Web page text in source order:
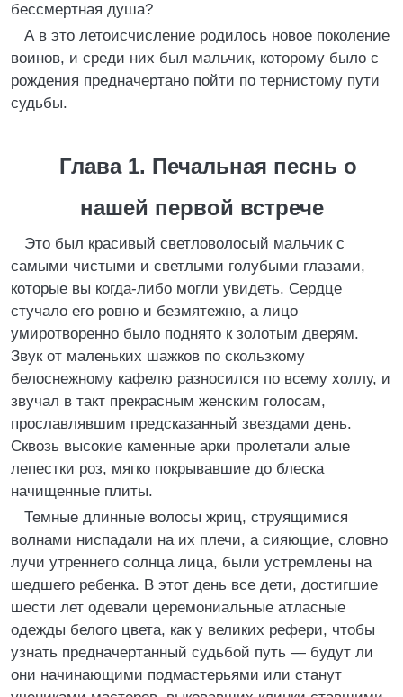
бессмертная душа?
А в это летоисчисление родилось новое поколение
воинов, и среди них был мальчик, которому было с
рождения предначертано пойти по тернистому пути
судьбы.
Глава 1. Печальная песнь о
нашей первой встрече
Это был красивый светловолосый мальчик с
самыми чистыми и светлыми голубыми глазами,
которые вы когда-либо могли увидеть. Сердце
стучало его ровно и безмятежно, а лицо
умиротворенно было поднято к золотым дверям.
Звук от маленьких шажков по скользкому
белоснежному кафелю разносился по всему холлу, и
звучал в такт прекрасным женским голосам,
прославлявшим предсказанный звездами день.
Сквозь высокие каменные арки пролетали алые
лепестки роз, мягко покрывавшие до блеска
начищенные плиты.
Темные длинные волосы жриц, струящимися
волнами ниспадали на их плечи, а сияющие, словно
лучи утреннего солнца лица, были устремлены на
шедшего ребенка. В этот день все дети, достигшие
шести лет одевали церемониальные атласные
одежды белого цвета, как у великих рефери, чтобы
узнать предначертанный судьбой путь — будут ли
они начинающими подмастерьями или станут